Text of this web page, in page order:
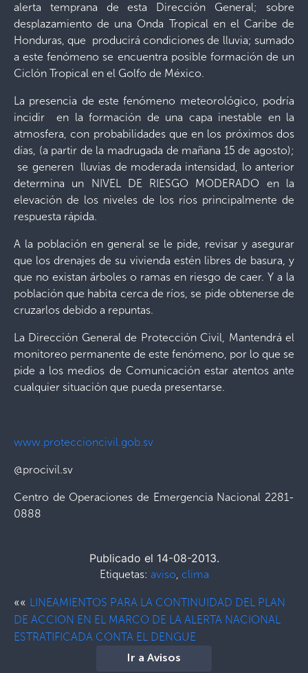
alerta temprana de esta Dirección General; sobre
desplazamiento de una Onda Tropical en el Caribe de
Honduras, que producirá condiciones de lluvia; sumado
a este fenómeno se encuentra posible formación de un
Ciclón Tropical en el Golfo de México.
La presencia de este fenómeno meteorológico, podría
incidir en la formación de una capa inestable en la
atmosfera, con probabilidades que en los próximos dos
días, (a partir de la madrugada de mañana 15 de agosto);
se generen lluvias de moderada intensidad, lo anterior
determina un NIVEL DE RIESGO MODERADO en la
elevación de los niveles de los ríos principalmente de
respuesta rápida.
A la población en general se le pide, revisar y asegurar
que los drenajes de su vivienda estén libres de basura, y
que no existan árboles o ramas en riesgo de caer. Y a la
población que habita cerca de ríos, se pide obtenerse de
cruzarlos debido a repuntas.
La Dirección General de Protección Civil, Mantendrá el
monitoreo permanente de este fenómeno, por lo que se
pide a los medios de Comunicación estar atentos ante
cualquier situación que pueda presentarse.
www.proteccioncivil.gob.sv
@procivil.sv
Centro de Operaciones de Emergencia Nacional 2281-
0888
Publicado el 14-08-2013.
Etiquetas: aviso, clima
«« LINEAMIENTOS PARA LA CONTINUIDAD DEL PLAN
DE ACCION EN EL MARCO DE LA ALERTA NACIONAL
ESTRATIFICADA CONTA EL DENGUE
Ir a Avisos